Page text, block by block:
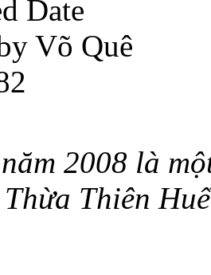
Date
Võ Quê
2008 là
Thiên